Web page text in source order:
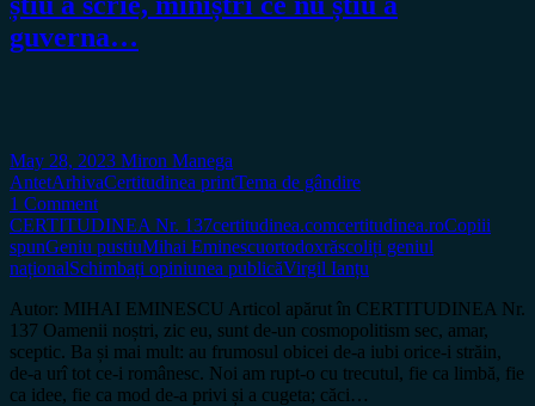
guverna…
May 28, 2023 Miron Manega
AntetArhivaCertitudinea printTema de gândire
1 Comment
CERTITUDINEA Nr. 137certitudinea.comcertitudinea.roCopiii
spunGeniu pustiuMihai Eminescuortodoxrăscoliți geniul
naționalSchimbați opiniunea publicăVirgil Ianțu
Autor: MIHAI EMINESCU Articol apărut în CERTITUDINEA Nr.
137 Oamenii noștri, zic eu, sunt de-un cosmopolitism sec, amar,
sceptic. Ba și mai mult: au frumosul obicei de-a iubi orice-i străin,
de-a urî tot ce-i românesc. Noi am rupt-o cu trecutul, fie ca limbă, fie
ca idee, fie ca mod de-a privi și a cugeta; căci…